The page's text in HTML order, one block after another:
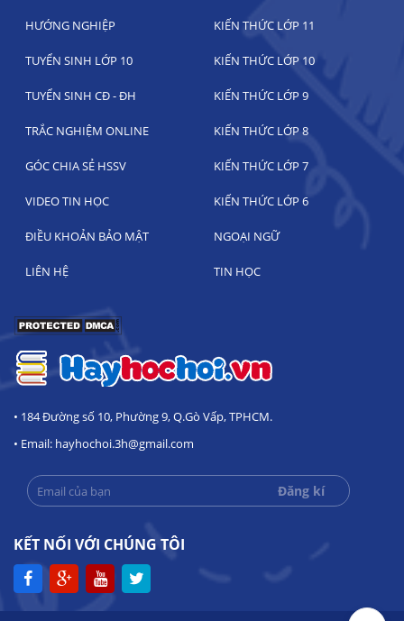
HƯỚNG NGHIỆP KIẾN THỨC LỚP 11
TUYỂN SINH LỚP 10 KIẾN THỨC LỚP 10
TUYỂN SINH CĐ - ĐH KIẾN THỨC LỚP 9
TRẮC NGHIỆM ONLINE KIẾN THỨC LỚP 8
GÓC CHIA SẺ HSSV KIẾN THỨC LỚP 7
VIDEO TIN HỌC KIẾN THỨC LỚP 6
ĐIỀU KHOẢN BẢO MẬT NGOẠI NGỮ
LIÊN HỆ TIN HỌC
• 184 Đường số 10, Phường 9, Q.Gò Vấp, TPHCM.
• Email: hayhochoi.3h@gmail.com
KẾT NỐI VỚI CHÚNG TÔI